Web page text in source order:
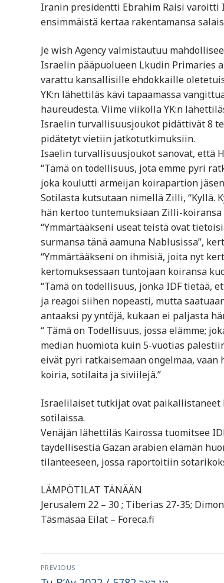
Iranin presidentti Ebrahim Raisi
ensimmäistä kertaa rakentamansa
Je wish Agency valmistautuu
Israelin pääpuolueen Lkudin Primaries
varattu kansallisille ehdokkaille
YK:n lähettiläs kävi tapaamassa
haureudesta. Viime viikolla YK:n
Israelin turvallisuusjoukot pidättivät 8
pidätetyt vietiin jatkotutkimuksiin.
Isaelin turvallisuusjoukot sanovat, että
“Tämä on todellisuus, jota emme pyri
joka koulutti armeijan koirapartion
Sotilasta kutsutaan nimellä Zilli, “Kyllä.
hän kertoo tuntemuksiaan Zilli-
“Ymmärtääkseni useat teistä ovat
surmansa tänä aamuna Nablusissa”,
“Ymmärtääkseni on ihmisiä, joita nyt
kertomuksessaan tuntojaan koiransa
“Tämä on todellisuus, jonka IDF tietää,
ja reagoi siihen nopeasti, mutta
antaaksi py yntöjä, kukaan ei paljasta
“ Tämä on Todellisuus, jossa elämme;
median huomiota kuin 5-vuotias
eivät pyri ratkaisemaan ongelmaa,
koiria, sotilaita ja siviilejä.”
Israelilaiset tutkijat ovat paikallistaneet
sotilaissa.
Venäjän lähettiläs Kairossa tuomitsee
taydellisestiä Gazan arabien elämän
tilanteeseen, jossa raportoitiin
LÄMPÖTILAT TÄNÄÄN
Jerusalem 22 – 30 ; Tiberias 27-35;
Täsmäsää Eilat – Foreca.fi
Artikkelien
PREVIOUS